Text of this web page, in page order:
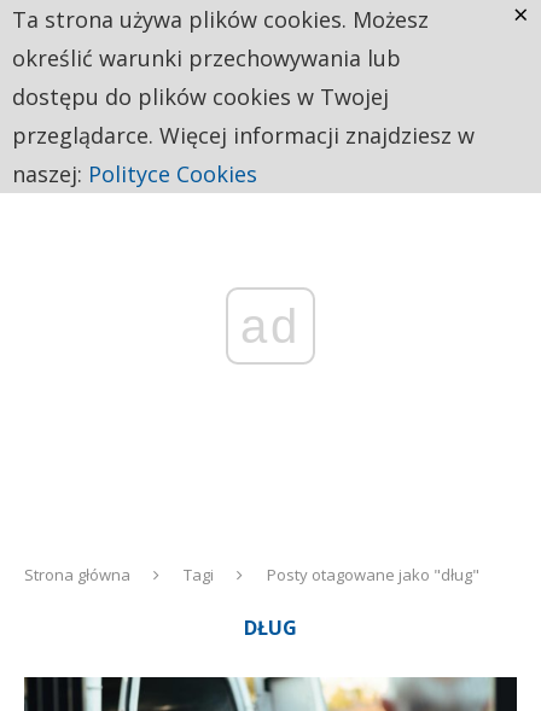
ad
Strona główna Tagi Posty otagowane jako "dług"
DŁUG
Ta strona używa plików cookies. Możesz
określić warunki przechowywania lub
dostępu do plików cookies w Twojej
przeglądarce. Więcej informacji znajdziesz w
naszej: Polityce Cookies
×